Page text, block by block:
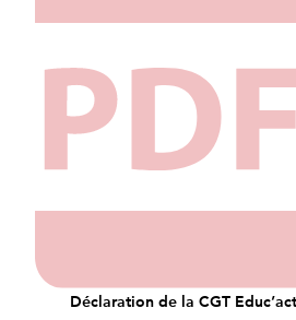
Déclaration de la CGT